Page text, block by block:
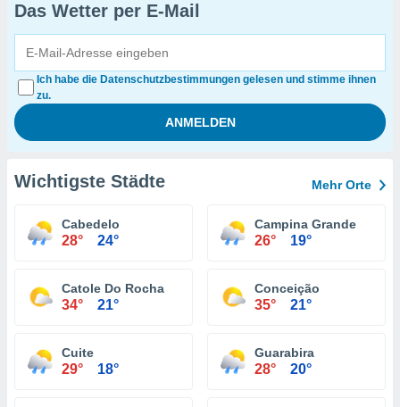
Das Wetter per E-Mail
Ich habe die Datenschutzbestimmungen gelesen und stimme ihnen
zu.
Wichtigste Städte Mehr Orte
Cabedelo
28° 24°
Campina Grande
26° 19°
Catole Do Rocha
34° 21°
Conceição
35° 21°
Cuite
29° 18°
Guarabira
28° 20°